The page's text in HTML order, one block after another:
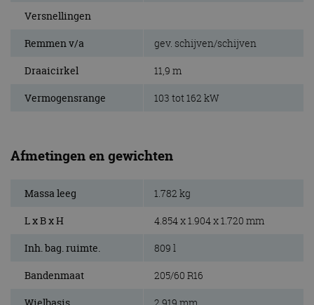
Versnellingen
Remmen v/a gev. schijven/schijven
Draaicirkel 11,9 m
Vermogensrange 103 tot 162 kW
Afmetingen en gewichten
Massa leeg 1.782 kg
L x B x H 4.854 x 1.904 x 1.720 mm
Inh. bag. ruimte. 809 l
Bandenmaat 205/60 R16